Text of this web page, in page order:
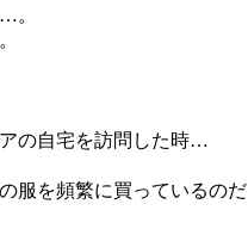
。
の自宅を訪問した時…
服を頻繁に買っているのだ